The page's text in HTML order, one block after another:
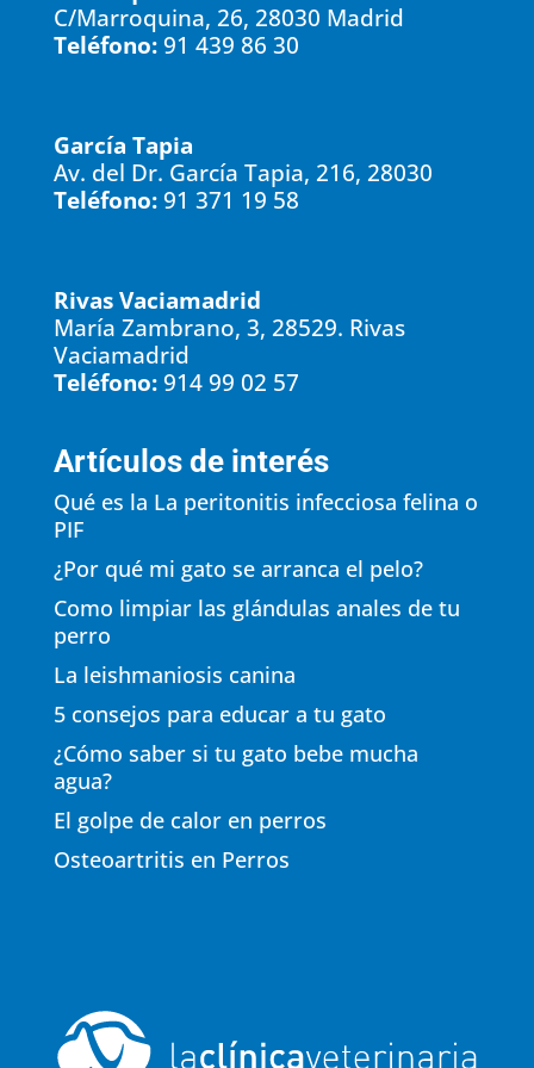
C/Marroquina, 26, 28030 Madrid
Teléfono:91 439 86 30
García Tapia
Av. del Dr. García Tapia, 216, 28030
Teléfono:91 371 19 58
Rivas Vaciamadrid
María Zambrano, 3, 28529. Rivas
Vaciamadrid
Teléfono:914 99 02 57
Artículos de interés
Qué es la La peritonitis infecciosa felina o
PIF
¿Por qué mi gato se arranca el pelo?
Como limpiar las glándulas anales de tu
perro
La leishmaniosis canina
5 consejos para educar a tu gato
¿Cómo saber si tu gato bebe mucha
agua?
El golpe de calor en perros
Osteoartritis en Perros